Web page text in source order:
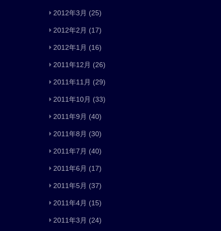
2012年3月 (25)
2012年2月 (17)
2012年1月 (16)
2011年12月 (26)
2011年11月 (29)
2011年10月 (33)
2011年9月 (40)
2011年8月 (30)
2011年7月 (40)
2011年6月 (17)
2011年5月 (37)
2011年4月 (15)
2011年3月 (24)